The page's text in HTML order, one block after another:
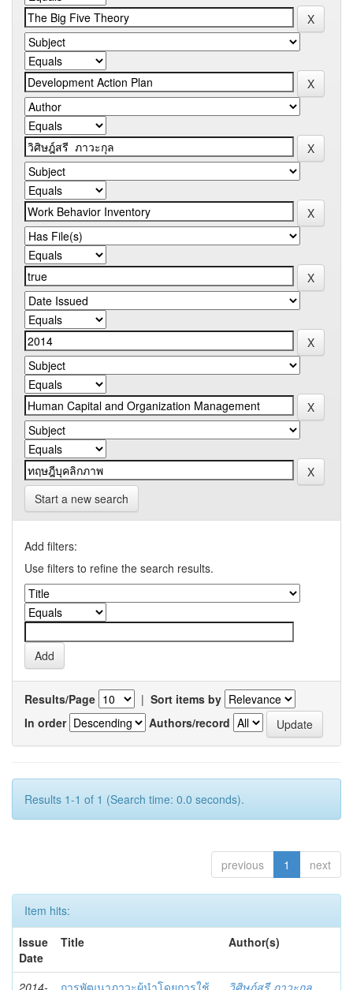
Start a new search
Add filters:
Use filters to refine the search results.
Results/Page | Sort items by
In order
Authors/record
Results 1-1 of 1 (Search time: 0.0 seconds).
previous 1 next
Item hits:
Issue
Date
Title Author(s)
2014-
การพัฒนาภาวะผู้นำโดยการใช้
วิศิษฎ์สรี ภาวะกุล